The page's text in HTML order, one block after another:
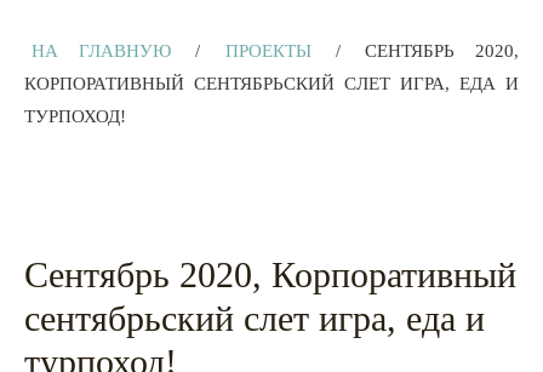
НА ГЛАВНУЮ / ПРОЕКТЫ /
СЕНТЯБРЬ 2020,
КОРПОРАТИВНЫЙ СЕНТЯБРЬСКИЙ СЛЕТ ИГРА, ЕДА И
ТУРПОХОД!
Сентябрь 2020, Корпоративный
сентябрьский слет игра, еда и
турпоход!